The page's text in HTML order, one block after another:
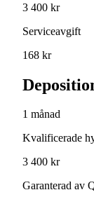
3 400 kr
Serviceavgift
168 kr
1 månad
Kvalificerade
3 400 kr
Garanterad av